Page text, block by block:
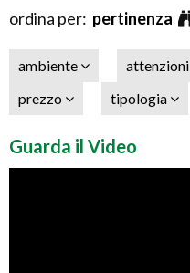
ordina per: pertinenza
ambiente attenzioni
prezzo
tipologia
Guarda il Video